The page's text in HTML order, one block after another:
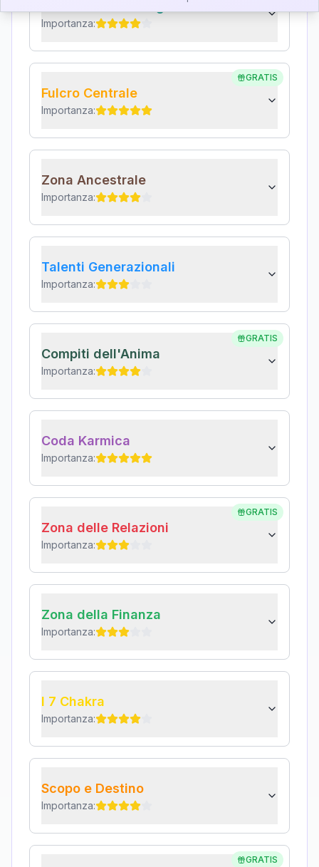
Importanza:
GRATIS
Fulcro Centrale
Importanza:
Zona Ancestrale
Importanza:
Talenti Generazionali
Importanza:
GRATIS
Compiti dell'Anima
Importanza:
Coda Karmica
Importanza:
GRATIS
Zona delle Relazioni
Importanza:
Zona della Finanza
Importanza:
I 7 Chakra
Importanza:
Scopo e Destino
Importanza:
GRATIS